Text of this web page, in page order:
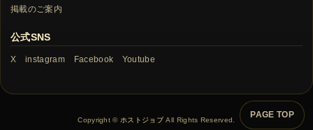
掲載のご案内
公式SNS
X instagram Facebook Youtube
Copyright © ホストジョブ All Rights Reserved.
PAGE TOP